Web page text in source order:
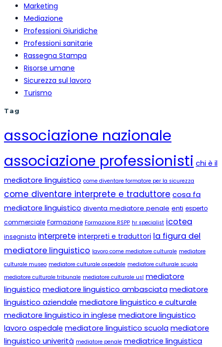
Marketing
Mediazione
Professioni Giuridiche
Professioni sanitarie
Rassegna Stampa
Risorse umane
Sicurezza sul lavoro
Turismo
Tag
associazione nazionale
associazione professionisti chi è il
mediatore linguistico come diventare formatore per la sicurezza
come diventare interprete e traduttore cosa fa
mediatore linguistico diventa mediatore penale enti esperto
commerciale Formazione Formazione RSPP hr specialist icotea
insegnista interprete interpreti e traduttori la figura del
mediatore linguistico lavoro come mediatore culturale mediatore
culturale museo mediatore culturale ospedale mediatore culturale scuola
mediatore culturale tribunale mediatore culturale usl mediatore
linguistico mediatore linguistico ambasciata mediatore
linguistico aziendale mediatore linguistico e culturale
mediatore linguistico in inglese mediatore linguistico
lavoro ospedale mediatore linguistico scuola mediatore
linguistico univerità mediatore penale mediatrice linguistica